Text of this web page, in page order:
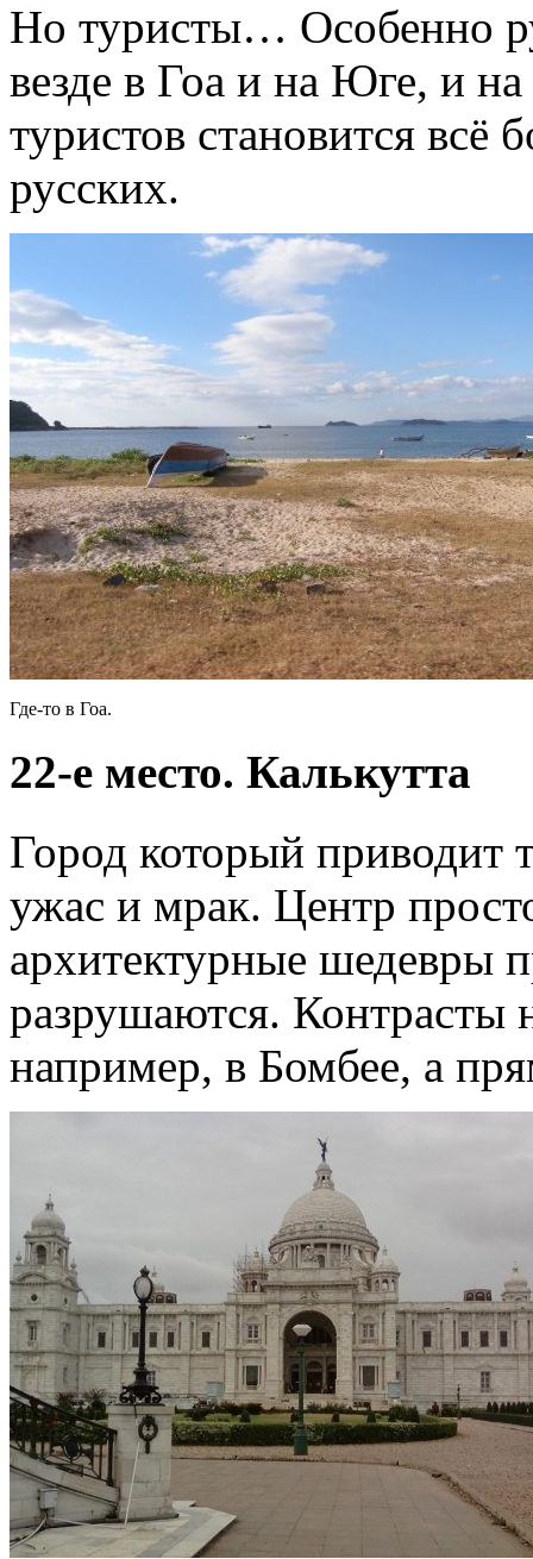
Но туристы… Особенно
везде в Гоа и на Юге, и
туристов становится
русских.
Где-то в Гоа.
22-е место. Калькутта
Город который приводит
ужас и мрак. Центр
архитектурные шедевры
разрушаются. Контрасты
например, в Бомбее, а